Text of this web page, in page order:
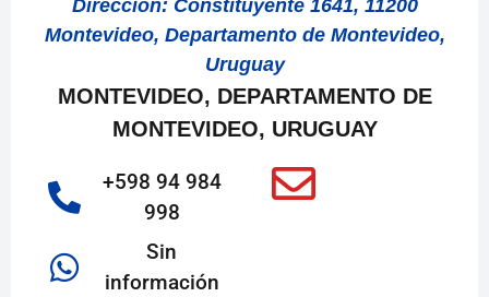
Dirección: Constituyente 1641, 11200
Montevideo, Departamento de Montevideo,
Uruguay
MONTEVIDEO, DEPARTAMENTO DE
MONTEVIDEO, URUGUAY
+598 94 984
998
Sin
información